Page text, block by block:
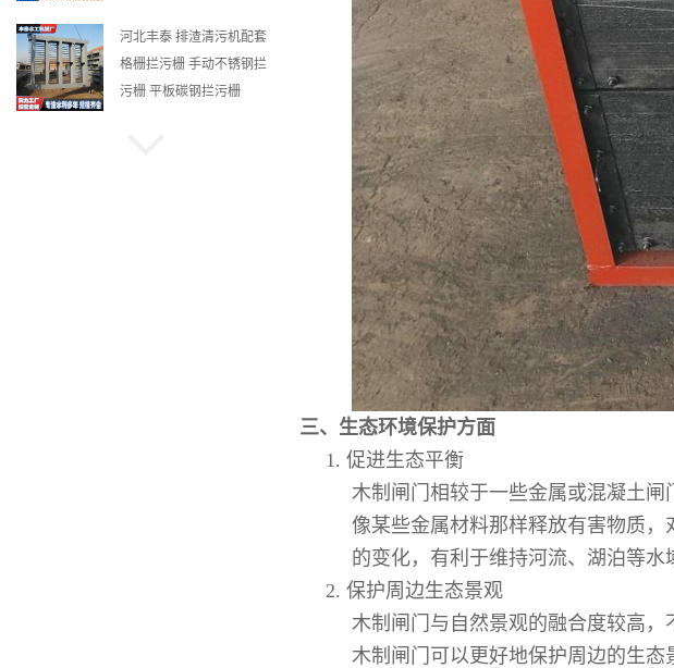
河北丰泰 工厂直销 明杆
式镶铜铸铁圆闸门
三、生态环境保护方面
1. 促进生态平衡
木制闸门相较于一些金属或混凝土
像某些金属材料那样释放有害物质
的变化，有利于维持河流、湖泊等水
2. 保护周边生态景观
木制闸门与自然景观的融合度较高
木制闸门可以更好地保护周边的生